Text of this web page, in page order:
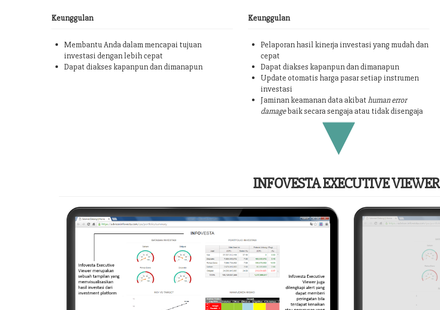
Keunggulan
Membantu Anda dalam mencapai tujuan
investasi dengan lebih cepat
Dapat diakses kapanpun dan dimanapun
Keunggulan
Pelaporan hasil kinerja investasi yang mudah dan
cepat
Dapat diakses kapanpun dan dimanapun
Update otomatis harga pasar setiap instrumen
investasi
Jaminan keamanan data akibat human error
damagebaik secara sengaja atau tidak disengaja
INFOVESTA EXECUTIVE VIEWER